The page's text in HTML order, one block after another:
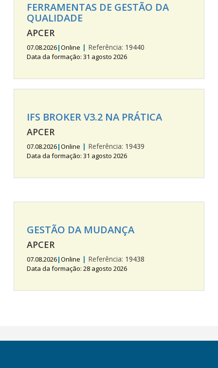
FERRAMENTAS DE GESTÃO DA
QUALIDADE
APCER
07.08.2026|Online | Referência: 19440
Data da formação: 31 agosto 2026
IFS BROKER V3.2 NA PRÁTICA
APCER
07.08.2026|Online | Referência: 19439
Data da formação: 31 agosto 2026
GESTÃO DA MUDANÇA
APCER
07.08.2026|Online | Referência: 19438
Data da formação: 28 agosto 2026